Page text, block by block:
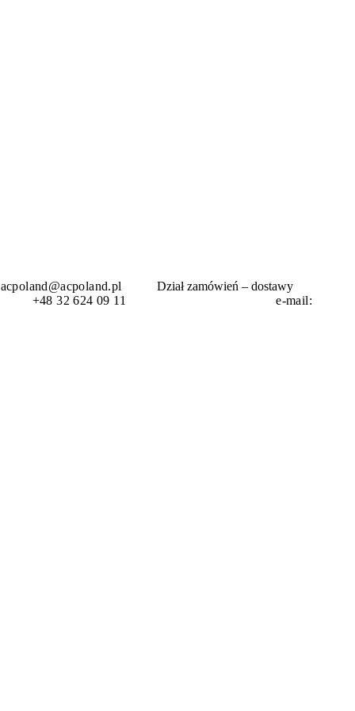
Dział zamówień – dostawy
+48 32 624 09 11 e-mail: